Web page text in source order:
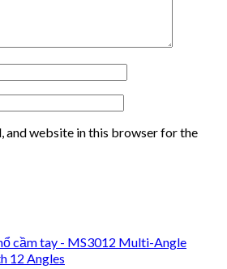
and website in this browser for the